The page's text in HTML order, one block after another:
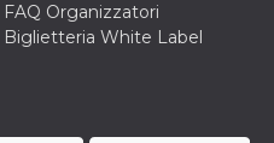
FAQ Organizzatori
Biglietteria White Label